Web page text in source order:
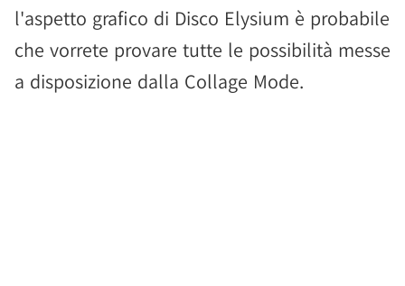
l'aspetto grafico di Disco Elysium è probabile
che vorrete provare tutte le possibilità messe
a disposizione dalla Collage Mode.